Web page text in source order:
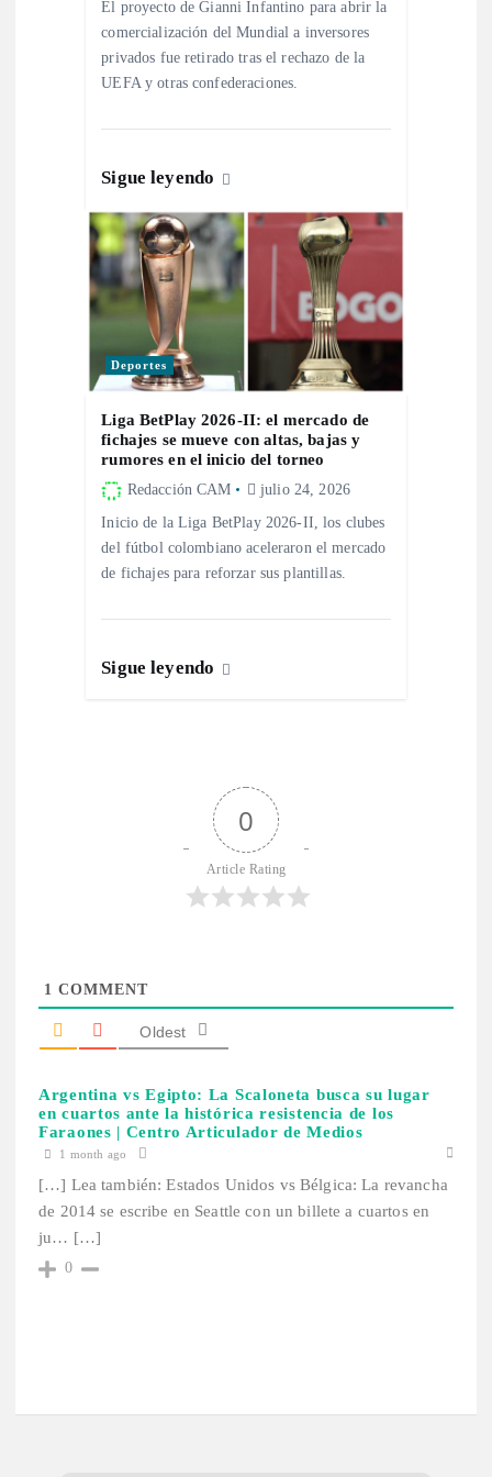
El proyecto de Gianni Infantino para abrir la
comercialización del Mundial a inversores
privados fue retirado tras el rechazo de la
UEFA y otras confederaciones.
Sigue leyendo
Deportes
Liga BetPlay 2026-II: el mercado de
fichajes se mueve con altas, bajas y
rumores en el inicio del torneo
Redacción CAM julio 24, 2026
Inicio de la Liga BetPlay 2026-II, los clubes
del fútbol colombiano aceleraron el mercado
de fichajes para reforzar sus plantillas.
Sigue leyendo
0
Article Rating
1 COMMENT
Oldest
Argentina vs Egipto: La Scaloneta busca su lugar
en cuartos ante la histórica resistencia de los
Faraones | Centro Articulador de Medios
1 month ago
[…] Lea también: Estados Unidos vs Bélgica: La revancha
de 2014 se escribe en Seattle con un billete a cuartos en
ju… […]
0